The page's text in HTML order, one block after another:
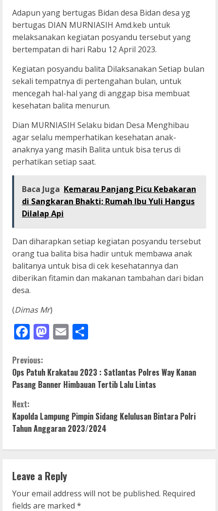
Adapun yang bertugas Bidan desa Bidan desa yg
bertugas DIAN MURNIASIH Amd.keb untuk
melaksanakan kegiatan posyandu tersebut yang
bertempatan di hari Rabu 12 April 2023.
Kegiatan posyandu balita Dilaksanakan Setiap bulan
sekali tempatnya di pertengahan bulan, untuk
mencegah hal-hal yang di anggap bisa membuat
kesehatan balita menurun.
Dian MURNIASIH Selaku bidan Desa Menghibau
agar selalu memperhatikan kesehatan anak-
anaknya yang masih Balita untuk bisa terus di
perhatikan setiap saat.
Baca Juga Kemarau Panjang Picu Kebakaran
di Sangkaran Bhakti; Rumah Ibu Yuli Hangus
Dilalap Api
Dan diharapkan setiap kegiatan posyandu tersebut
orang tua balita bisa hadir untuk membawa anak
balitanya untuk bisa di cek kesehatannya dan
diberikan fitamin dan makanan tambahan dari bidan
desa.
(Dimas Mr)
Facebook
Mastodon
Email
C
o
n
t
i
n
u
Previous:
Ops Patuh Krakatau 2023 : Satlantas Polres Way Kanan
Pasang Banner Himbauan Tertib Lalu Lintas
Next:
Kapolda Lampung Pimpin Sidang Kelulusan Bintara Polri
Tahun Anggaran 2023/2024
Leave a Reply
Your email address will not be published. Required
fields are marked *